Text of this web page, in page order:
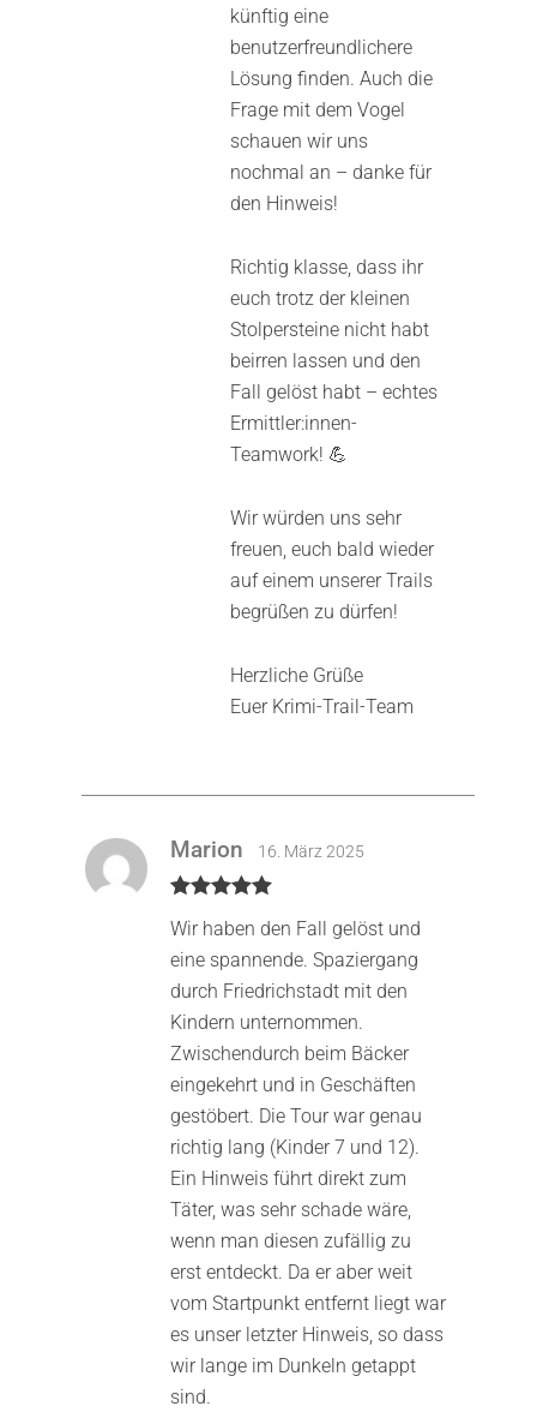
künftig eine
benutzerfreundlichere
Lösung finden. Auch die
Frage mit dem Vogel
schauen wir uns
nochmal an – danke für
den Hinweis!
Richtig klasse, dass ihr
euch trotz der kleinen
Stolpersteine nicht habt
beirren lassen und den
Fall gelöst habt – echtes
Ermittler:innen-
Teamwork! 💪
Wir würden uns sehr
freuen, euch bald wieder
auf einem unserer Trails
begrüßen zu dürfen!
Herzliche Grüße
Euer Krimi-Trail-Team
5von 5
Marion 16. März 2025
Wir haben den Fall gelöst und
eine spannende. Spaziergang
durch Friedrichstadt mit den
Kindern unternommen.
Zwischendurch beim Bäcker
eingekehrt und in Geschäften
gestöbert. Die Tour war genau
richtig lang (Kinder 7 und 12).
Ein Hinweis führt direkt zum
Täter, was sehr schade wäre,
wenn man diesen zufällig zu
erst entdeckt. Da er aber weit
vom Startpunkt entfernt liegt war
es unser letzter Hinweis, so dass
wir lange im Dunkeln getappt
sind.